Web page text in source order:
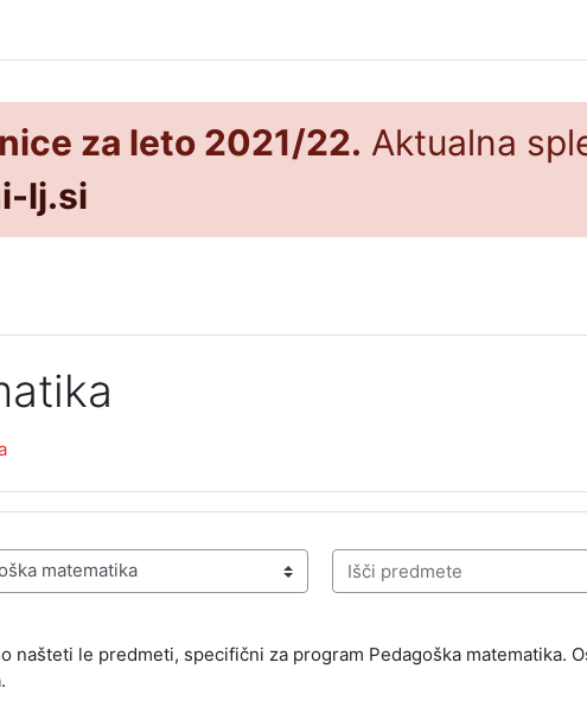
za leto 2021/22. Aktualna
lj.si
Išči predmete
našteti le predmeti, specifični za program Pedagoška matematika.